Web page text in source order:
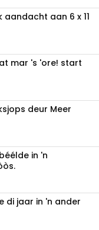
aan 6 x 11
mar 's 'ore! start
deur Meer
in 'n
di jaar in 'n ander